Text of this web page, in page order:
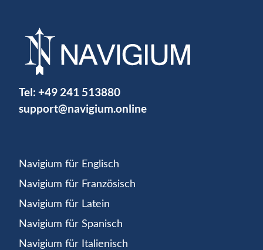
Tel: +49 241 513880
support@navigium.online
Navigium für Englisch
Navigium für Französisch
Navigium für Latein
Navigium für Spanisch
Navigium für Italienisch